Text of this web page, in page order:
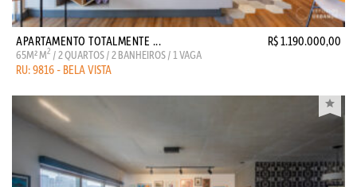
APARTAMENTO TOTALMENTE ... R$ 1.190.000,00
65M² M2 / 2 QUARTOS / 2 BANHEIROS / 1 VAGA
RU: 9816 - BELA VISTA